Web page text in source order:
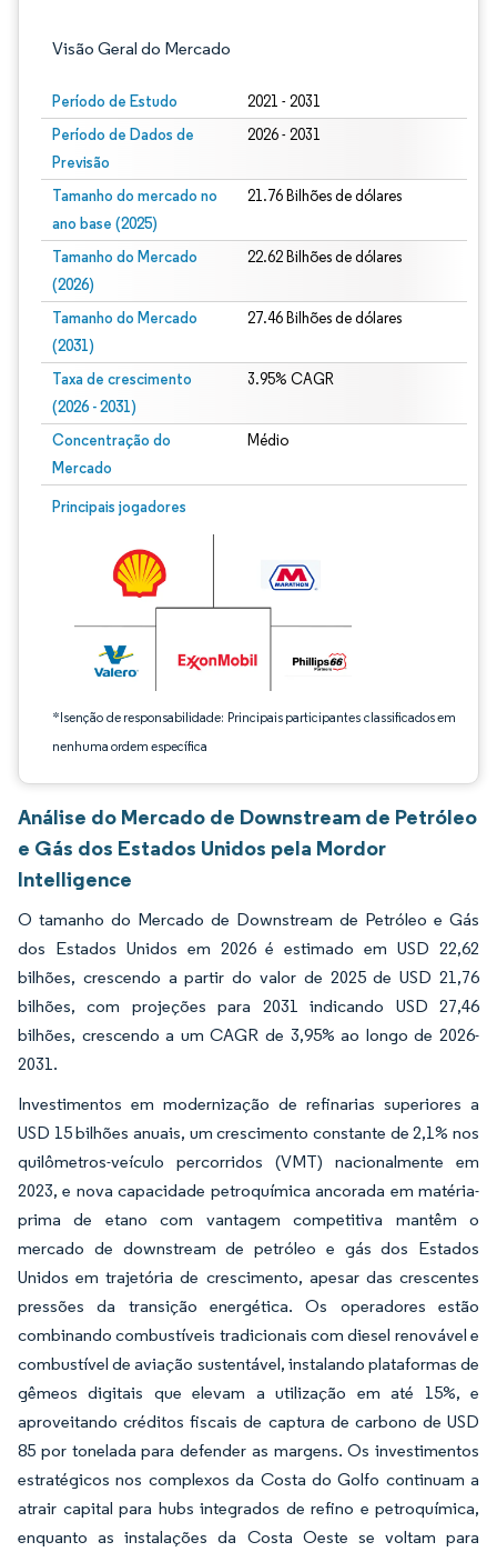
Visão Geral do Mercado
Período de Estudo 2021 - 2031
Período de Dados de
Previsão
2026 - 2031
Tamanho do mercado no
ano base (2025)
21.76 Bilhões de dólares
Tamanho do Mercado
(2026)
22.62 Bilhões de dólares
Tamanho do Mercado
(2031)
27.46 Bilhões de dólares
Taxa de crescimento
(2026 - 2031)
3.95% CAGR
Concentração do
Mercado
Médio
Principais jogadores
*Isenção de responsabilidade: Principais participantes classificados em
nenhuma ordem específica
Imagem © Mordor Intelligence. O reuso requer atribuição conforme CC BY 4.0.
Análise do Mercado de Downstream de Petróleo
e Gás dos Estados Unidos pela Mordor
Intelligence
O tamanho do Mercado de Downstream de Petróleo e Gás
dos Estados Unidos em 2026 é estimado em USD 22,62
bilhões, crescendo a partir do valor de 2025 de USD 21,76
bilhões, com projeções para 2031 indicando USD 27,46
bilhões, crescendo a um CAGR de 3,95% ao longo de 2026-
2031.
Investimentos em modernização de refinarias superiores a
USD 15 bilhões anuais, um crescimento constante de 2,1% nos
quilômetros-veículo percorridos (VMT) nacionalmente em
2023, e nova capacidade petroquímica ancorada em matéria-
prima de etano com vantagem competitiva mantêm o
mercado de downstream de petróleo e gás dos Estados
Unidos em trajetória de crescimento, apesar das crescentes
pressões da transição energética. Os operadores estão
combinando combustíveis tradicionais com diesel renovável e
combustível de aviação sustentável, instalando plataformas de
gêmeos digitais que elevam a utilização em até 15%, e
aproveitando créditos fiscais de captura de carbono de USD
85 por tonelada para defender as margens. Os investimentos
estratégicos nos complexos da Costa do Golfo continuam a
atrair capital para hubs integrados de refino e petroquímica,
enquanto as instalações da Costa Oeste se voltam para